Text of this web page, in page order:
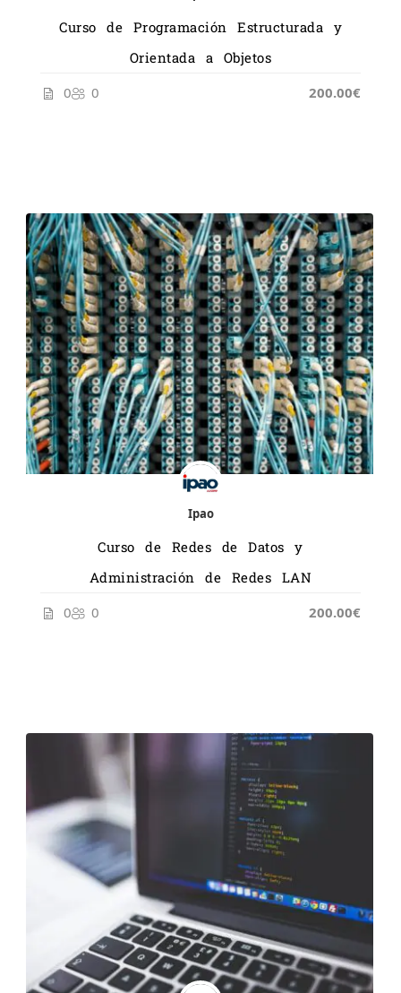
Curso de Programación Estructurada y
Orientada a Objetos
0
0 200.00€
Ipao
Curso de Redes de Datos y
Administración de Redes LAN
0
0 200.00€